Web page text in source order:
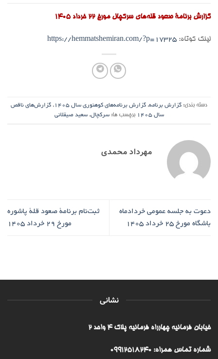
گزارش برنامۀ صعود قله‌های سرکچال مورخ ۲۲ خرداد ۱۴۰۵
لینک کوتاه: https://hemmatshemiran.com/?p=17325
دسته بندی: گزارش برنامه, گزارش برنامه‌های کوهنوری سال ۱۴۰۵ , گزارش‌های ناقص
سال ۱۴۰۵
برچسب ها:سرکچال,سعید صیقلانی
مهرداد محمدی
دعوت به جلسه عمومی خردادماه
باشگاه مورخ ۲۵ خرداد ۱۴۰۵
ثبت‌نام برنامۀ صعود قلۀ پاشوره
مورخ ۲۹ خرداد ۱۴۰۵
نشانی
خیابان فرمانیه چهارراه فرمانیه پلاک ۴ واحد ۲
شماره تماس همراه: 09912518240